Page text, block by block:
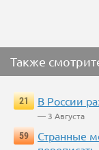
Также
21 В России
— 3 Августа
59
Странные